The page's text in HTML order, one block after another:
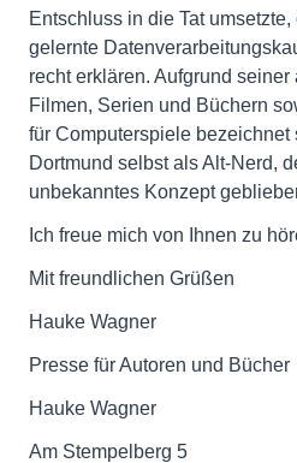
Entschluss in die Tat
gelernte
recht erklären. Aufgrund
Filmen, Serien und Büchern
für Computerspiele bezeichnet
Dortmund selbst als Alt-Nerd,
unbekanntes Konzept
Ich freue mich von Ihnen zu
Mit freundlichen Grüßen
Hauke Wagner
Presse für Autoren und Bücher
Hauke Wagner
Am Stempelberg 5